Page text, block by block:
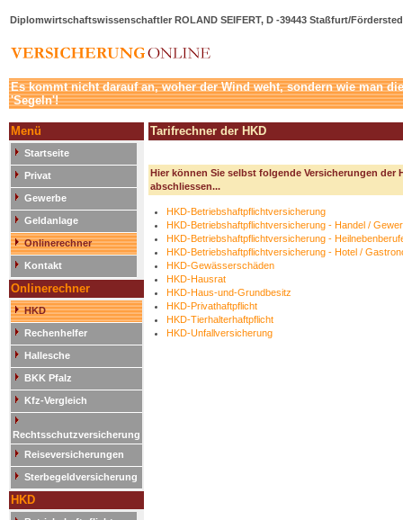
Diplomwirtschaftswissenschaftler ROLAND SEIFERT, D -39443 Staßfurt/
Es kommt nicht darauf an, woher der Wind weht, sondern wie man
'Segeln'!
Menü
Startseite
Privat
Gewerbe
Geldanlage
Onlinerechner
Kontakt
Onlinerechner
HKD
Rechenhelfer
Hallesche
BKK Pfalz
Kfz-Vergleich
Rechtsschutzversicherung
Reiseversicherungen
Sterbegeldversicherung
HKD
Tarifrechner der HKD
Hier können Sie selbst folgende Versicherungen
abschliessen...
HKD-Betriebshaftpflichtversicherung
HKD-Betriebshaftpflichtversicherung - Handel /
HKD-Betriebshaftpflichtversicherung -
HKD-Betriebshaftpflichtversicherung - Hotel /
HKD-Gewässerschäden
HKD-Hausrat
HKD-Haus-und-Grundbesitz
HKD-Privathaftpflicht
HKD-Tierhalterhaftpflicht
HKD-Unfallversicherung